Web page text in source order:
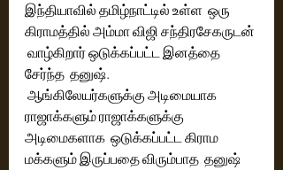
இந்தியாவில் தமிழ்நாட்டில் உள்ள  ஒரு
கிராமத்தில் அம்மா விஜி சந்திரசேகருடன்
வாழ்கிறார் ஒடுக்கப்பட்ட இனத்தை
சேர்ந்த  தனுஷ்.
ராஜாக்களும் ராஜாக்களுக்கு
அடிமைகளாக  ஒடுக்கப்பட்ட கிராம
மக்களும் இருப்பதை விரும்பாத  தனுஷ்